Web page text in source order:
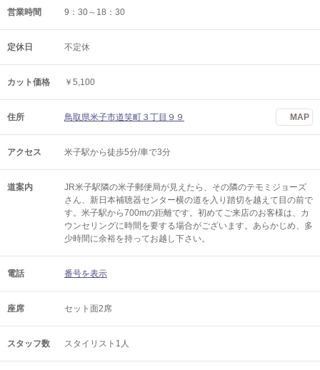
営業時間 9：30～18：30
定休日 不定休
カット価格 ￥5,100
住所 鳥取県米子市道笑町３丁目９９ MAP
アクセス 米子駅から徒歩5分/車で3分
道案内
JR米子駅隣の米子郵便局が見えたら、その隣のテモミジョーズ
さん、新日本補聴器センター横の道を入り踏切を越えて目の前で
す。米子駅から700mの距離です。初めてご来店のお客様は、カ
ウンセリングに時間を要する場合がございます。あらかじめ、多
少時間に余裕を持ってお越し下さい。
電話 番号を表示
座席 セット面2席
スタッフ数 スタイリスト1人